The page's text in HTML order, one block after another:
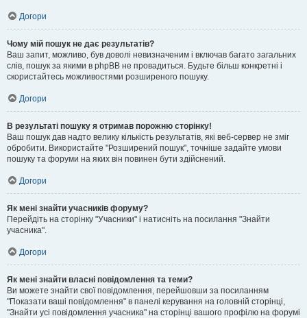
Догори
Чому мій пошук не дає результатів?
Ваш запит, можливо, був доволі невизначеним і включав багато загальних
слів, пошук за якими в phpBB не провадиться. Будьте більш конкретні і
скористайтесь можливостями розширеного пошуку.
Догори
В результаті пошуку я отримав порожню сторінку!
Ваш пошук дав надто велику кількість результатів, які веб-сервер не зміг
обробити. Використайте "Розширений пошук", точніше задайте умови
пошуку та форуми на яких він повинен бути здійснений.
Догори
Як мені знайти учасників форуму?
Перейдіть на сторінку "Учасники" і натисніть на посилання "Знайти
учасника".
Догори
Як мені знайти власні повідомлення та теми?
Ви можете знайти свої повідомлення, перейшовши за посиланням
"Показати ваші повідомлення" в панелі керування на головній сторінці,
"Знайти усі повідомлення учасника" на сторінці вашого профілю на форумі